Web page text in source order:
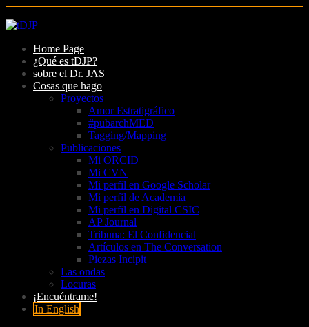
Skip
contentHome Page
¿Qué es tDJP?
sobre el Dr. JAS
Cosas que hago
Proyectos
Amor Estratigráfico
#pubarchMED
Tagging/Mapping
Publicaciones
Mi ORCID
Mi CVN
Mi perfil en Google Scholar
Mi perfil de Academia
Mi perfil en Digital CSIC
AP Journal
Tribuna: El Confidencial
Artículos en The Conversation
Piezas Incipit
Las ondas
Locuras
¡Encuéntrame!
In English